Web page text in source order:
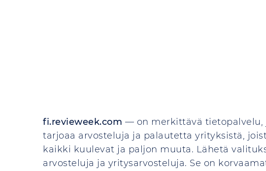
fi.revieweek.com — on merkittävä tietopalvelu,
tarjoaa arvosteluja ja palautetta yrityksistä,
kaikki kuulevat ja paljon muuta. Lähetä
arvosteluja ja yritysarvosteluja. Se on